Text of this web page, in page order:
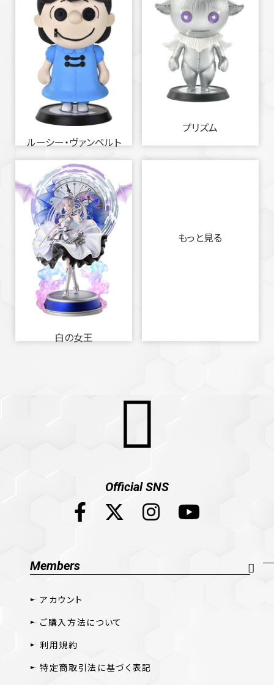
ルーシー・ヴァンペルト
プリズム
白の女王
もっと見る
Official SNS
Members
アカウント
ご購入方法について
利用規約
特定商取引法に基づく表記